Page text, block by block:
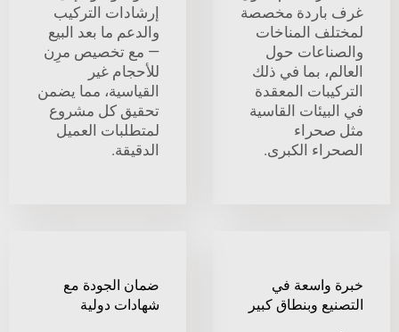
مخصصة
المناخات
حول
بما في ذلك
المعقدة
القاسية
الكبرى.
إرشادات التركيب
والدعم ما بعد البيع
— مع تخصيص مرِن
للأحجام غير
القياسية، مما يضمن
تحقيق كل مشروع
لمتطلبات العميل
في
وبنطاق كبير
ضمان الجودة مع
شهادات دولية